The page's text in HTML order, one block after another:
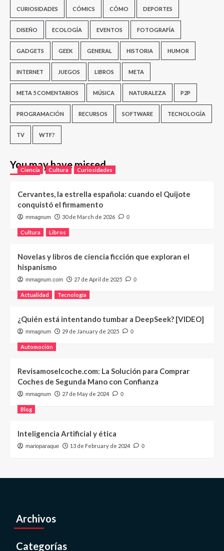
CURIOSIDADES CÓMICS CÓMO DEPORTES
DISEÑO ECOLOGÍA EVENTOS FOTOGRAFÍA
GADGETS GEEK GENERAL HISTORIA HUMOR
INTERNET JUEGOS LIBROS META
META 5 COMENTARIOS MÚSICA NATURALEZA P2P
PROGRAMACIÓN RECURSOS SOFTWARE TECNOLOGÍA
TV WTF?
You may have missed
Ciencia Cultura Curiosidades
Cervantes, la estrella española: cuando el Quijote
conquistó el firmamento
mmagnum 30 de March de 2026 0
Cultura Libros
Novelas y libros de ciencia ficción que exploran el
hispanismo
mmagnum.com 27 de April de 2025 0
Actualidad Tecnología
¿Quién está intentando tumbar a DeepSeek? [VIDEO]
mmagnum 29 de January de 2025 0
Automoción
Revisamoselcoche.com: La Solución para Comprar
Coches de Segunda Mano con Confianza
mmagnum 27 de May de 2024 0
Blog
Inteligencia Artificial y ética
marioparaque 13 de February de 2024 0
Archivos
Categorías